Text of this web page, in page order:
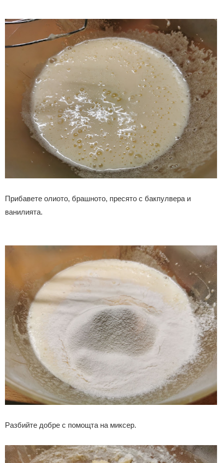
Прибавете олиото, брашното, пресято с бакпулвера и
ванилията.
Разбийте добре с помощта на миксер.